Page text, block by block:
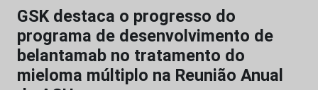
GSK destaca o progresso do
programa de desenvolvimento de
belantamab no tratamento do
mieloma múltiplo na Reunião Anual